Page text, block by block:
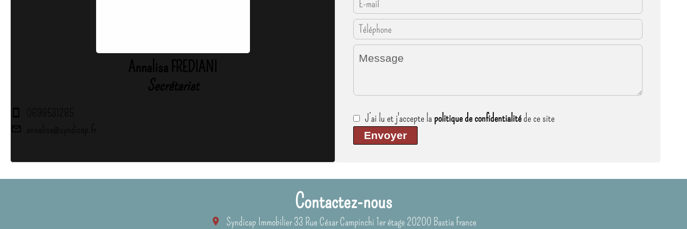
Annalisa FREDIANI
Secrétariat
0699531285
annalisa@syndicap.fr
J’ai lu et j'accepte la politique de confidentialitéde ce site
Envoyer
Contactez-nous
Syndicap Immobilier33 Rue César Campinchi 1er étage20200 Bastia France